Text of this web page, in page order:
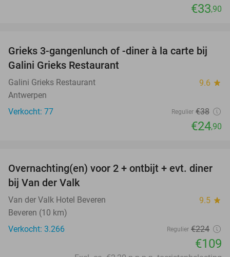
€33,90
34%
Grieks 3-gangenlunch of -diner à la carte bij
Galini Grieks Restaurant
Galini Grieks Restaurant 9.6 star
Antwerpen
Verkocht: 77
Regulier €38
€24,90
51%
Overnachting(en) voor 2 + ontbijt + evt. diner
bij Van der Valk
Van der Valk Hotel Beveren 9.5 star
Beveren (10 km)
Verkocht: 3.266
Regulier €224
€109